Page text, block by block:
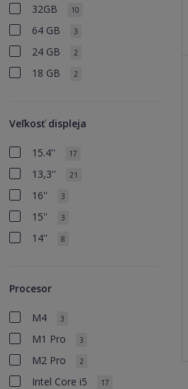
32GB 10
64 GB 3
24 GB 2
18 GB 2
Veľkosť displeja
15.4'' 17
13,3'' 21
16'' 3
15'' 3
14'' 8
Procesor
M4 3
M1 Pro 3
M2 Pro 2
Intel Core i5 17